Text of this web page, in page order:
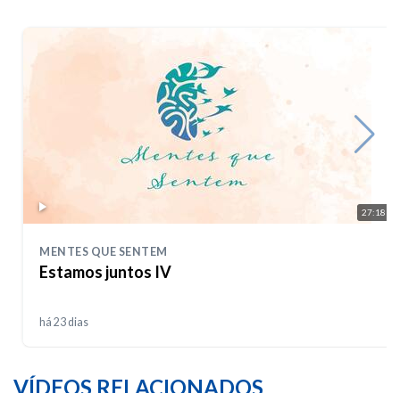
27:18
MENTES QUE SENTEM
Estamos juntos IV
há 23 dias
VÍDEOS RELACIONADOS